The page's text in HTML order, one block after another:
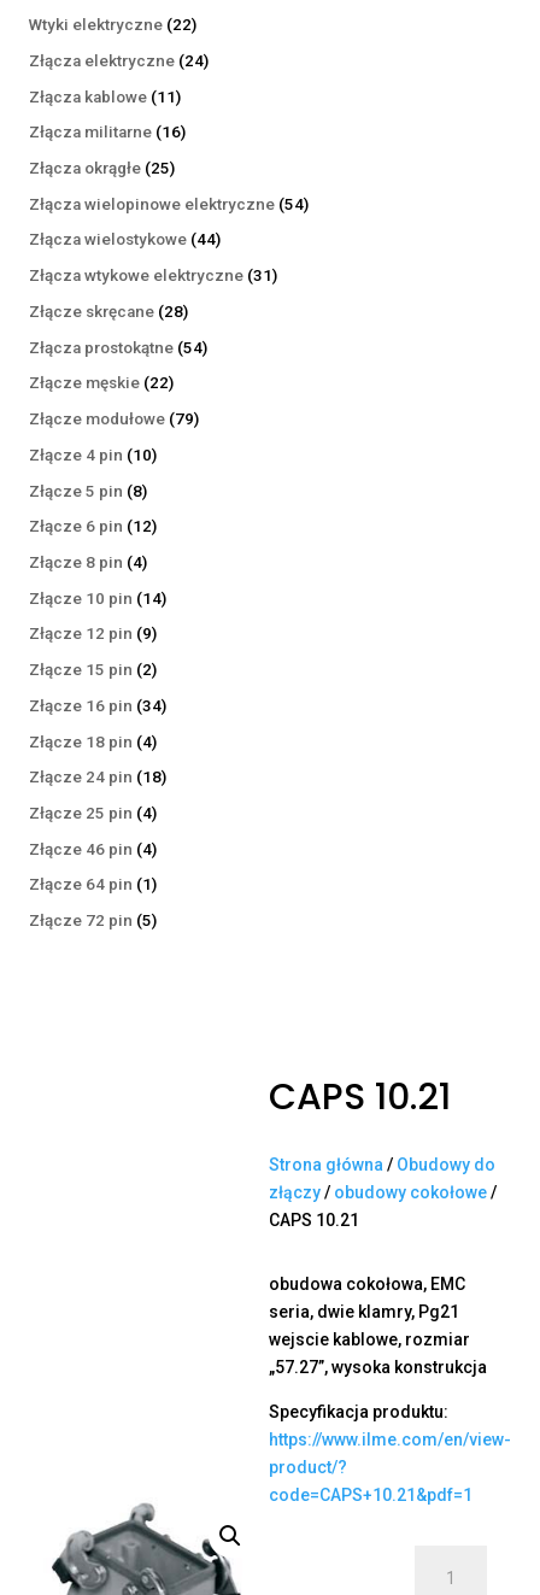
Wtyki elektryczne 2222
produkty
Złącza elektryczne 2424
Złącza kablowe 1111
produktów
Złącza militarne 1616
Złącza okrągłe 2525
produktów
Złącza wielopinowe elektryczne 5454
Złącza wielostykowe 4444
produkty
Złącza wtykowe elektryczne 3131
Złącze skręcane 2828
produktów
Złącza prostokątne 5454
Złącze męskie 2222
produkty
Złącze modułowe 7979
Złącze 4 pin 1010
Złącze 5 pin 88
produktów
Złącze 6 pin 1212
Złącze 8 pin 44
produkty
Złącze 10 pin 1414
Złącze 12 pin 99
produktów
Złącze 15 pin 22
produkty
Złącze 16 pin 3434
Złącze 18 pin 44
produkty
Złącze 24 pin 1818
Złącze 25 pin 44
produkty
Złącze 46 pin 44
produkty
Złącze 64 pin 11
produkt
Złącze 72 pin 55
CAPS 10.21
Strona główna / Obudowy do
złączy/ obudowy cokołowe/
CAPS 10.21
obudowa cokołowa, EMC
seria, dwie klamry, Pg21
wejscie kablowe, rozmiar
„57.27”, wysoka konstrukcja
Specyfikacja produktu:
https://www.ilme.com/en/view-
product/?
code=CAPS+10.21&pdf=1
CAPS